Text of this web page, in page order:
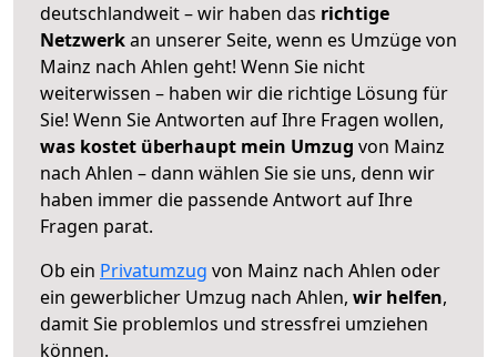
deutschlandweit – wir haben das richtige
Netzwerkan unserer Seite, wenn es Umzüge von
Mainz nach Ahlen geht! Wenn Sie nicht
weiterwissen – haben wir die richtige Lösung für
Sie! Wenn Sie Antworten auf Ihre Fragen wollen,
was kostet überhaupt mein Umzug von Mainz
nach Ahlen – dann wählen Sie sie uns, denn wir
haben immer die passende Antwort auf Ihre
Fragen parat.
Ob ein Privatumzug von Mainz nach Ahlen oder
ein gewerblicher Umzug nach Ahlen, wir helfen,
damit Sie problemlos und stressfrei umziehen
können.